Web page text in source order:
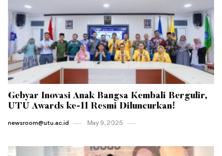
Gebyar Inovasi Anak Bangsa Kembali Bergulir,
UTU Awards ke-11 Resmi Diluncurkan!
newsroom@utu.ac.id May 9 , 2025